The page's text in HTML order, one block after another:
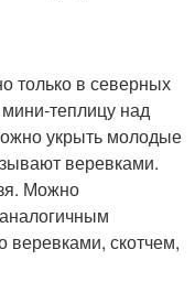
только в северных
теплицу над
укрыть молодые
веревками.
Можно
веревками, скотчем,